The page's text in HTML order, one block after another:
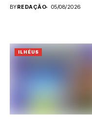
BYREDAÇÃO 05/08/2026
ILHÉUS